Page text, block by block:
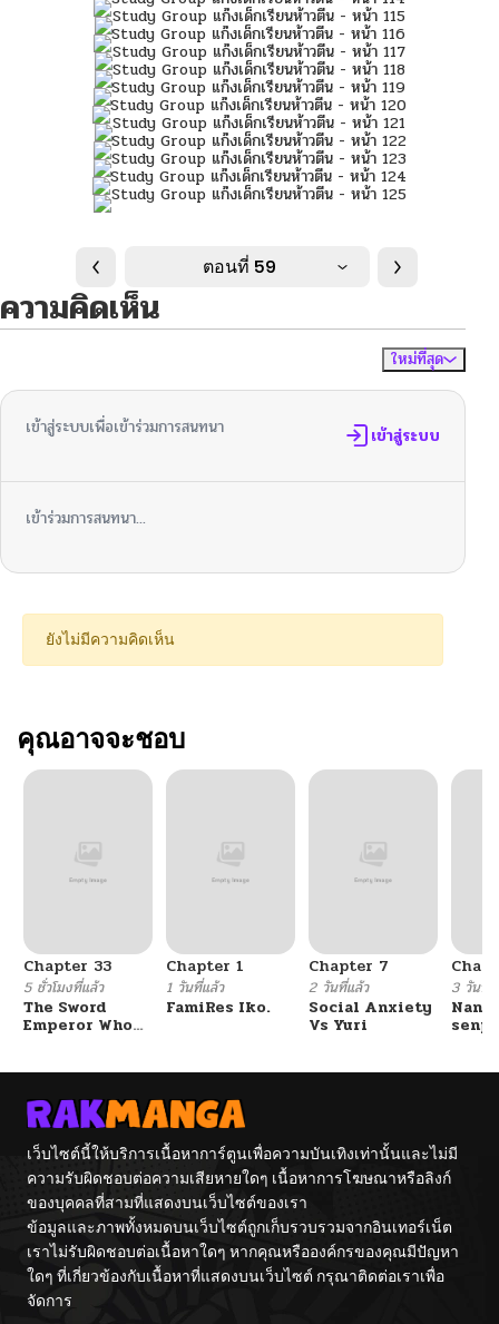
ตอนที่ 59
ความคิดเห็น
ใหม่ที่สุด
เข้าสู่ระบบเพื่อเข้าร่วมการสนทนา เข้าสู่ระบบ
เข้าร่วมการสนทนา...
ยังไม่มีความคิดเห็น
คุณอาจจะชอบ
Chapter 33
5 ชั่วโมงที่แล้ว
The Sword
Emperor Who
จักรพรรดิเทพดาบ
ผงาดเหนือชาติภพ
Chapter 1
1 วันที่แล้ว
FamiRes Iko.
Chapter 7
2 วันที่แล้ว
Social Anxiety
Vs Yuri
3 วันที่
เว็บไซต์นี้ให้บริการเนื้อหาการ์ตูนเพื่อความบันเทิงเท่านั้นและไม่มี
ความรับผิดชอบต่อความเสียหายใดๆ เนื้อหาการโฆษณาหรือลิงก์
ของบุคคลที่สามที่แสดงบนเว็บไซต์ของเรา
ข้อมูลและภาพทั้งหมดบนเว็บไซต์ถูกเก็บรวบรวมจากอินเทอร์เน็ต
เราไม่รับผิดชอบต่อเนื้อหาใดๆ หากคุณหรือองค์กรของคุณมีปัญหา
ใดๆ ที่เกี่ยวข้องกับเนื้อหาที่แสดงบนเว็บไซต์ กรุณาติดต่อเราเพื่อ
จัดการ